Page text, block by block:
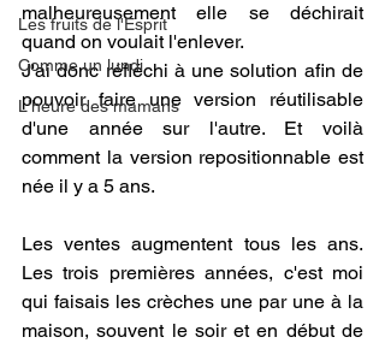
Les fruits de l'Esprit
Comme un lundi
L'heure des mamans
malheureusement elle se déchirait
quand on voulait l'enlever.
J'ai donc réfléchi à une solution afin de
pouvoir faire une version réutilisable
d'une année sur l'autre. Et voilà
comment la version repositionnable est
née il y a 5 ans.
Les ventes augmentent tous les ans.
Les trois premières années, c'est moi
qui faisais les crèches une par une à la
maison, souvent le soir et en début de